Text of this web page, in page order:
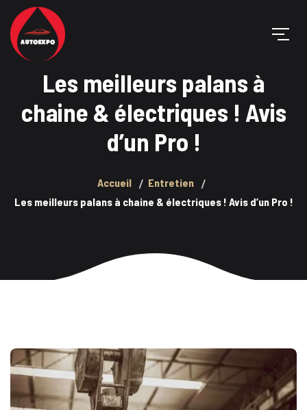
Les meilleurs palans à
chaine & électriques ! Avis
d’un Pro !
Accueil
Entretien
Les meilleurs palans à chaine & électriques ! Avis d’un Pro !